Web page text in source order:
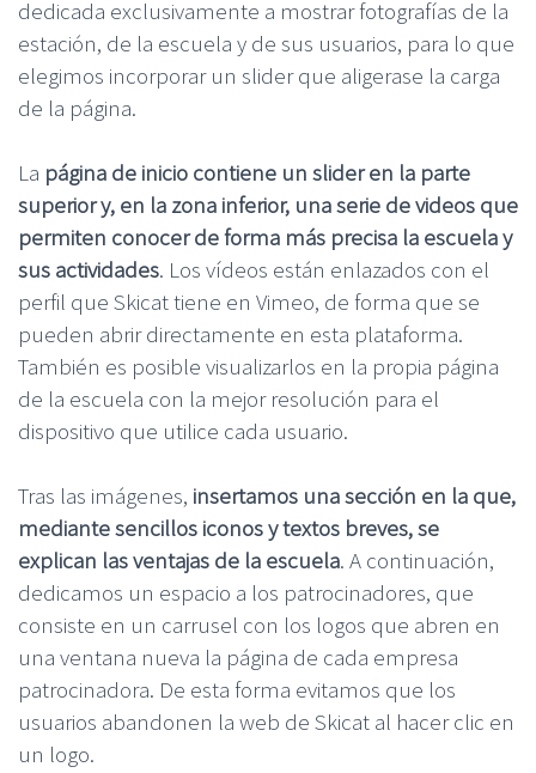
dedicada exclusivamente a mostrar fotografías de la
estación, de la escuela y de sus usuarios, para lo que
elegimos incorporar un slider que aligerase la carga
de la página.
La página de inicio contiene un slider en la parte
superior y, en la zona inferior, una serie de videos que
permiten conocer de forma más precisa la escuela y
sus actividades. Los vídeos están enlazados con el
perfil que Skicat tiene en Vimeo, de forma que se
pueden abrir directamente en esta plataforma.
También es posible visualizarlos en la propia página
de la escuela con la mejor resolución para el
dispositivo que utilice cada usuario.
Tras las imágenes, insertamos una sección en la que,
mediante sencillos iconos y textos breves, se
explican las ventajas de la escuela. A continuación,
dedicamos un espacio a los patrocinadores, que
consiste en un carrusel con los logos que abren en
una ventana nueva la página de cada empresa
patrocinadora. De esta forma evitamos que los
usuarios abandonen la web de Skicat al hacer clic en
un logo.